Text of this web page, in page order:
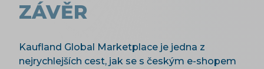
ZÁVĚR
Kaufland Global Marketplace je jedna z
nejrychlejších cest, jak se s českým e-shopem